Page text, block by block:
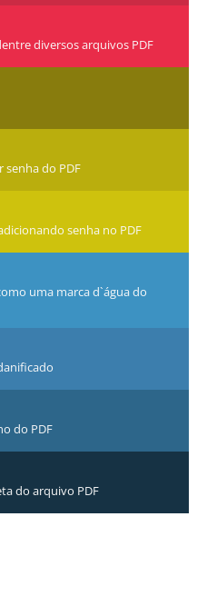
diversos arquivos PDF
senha do PDF
senha no PDF
uma marca d`água do
do PDF
do arquivo PDF